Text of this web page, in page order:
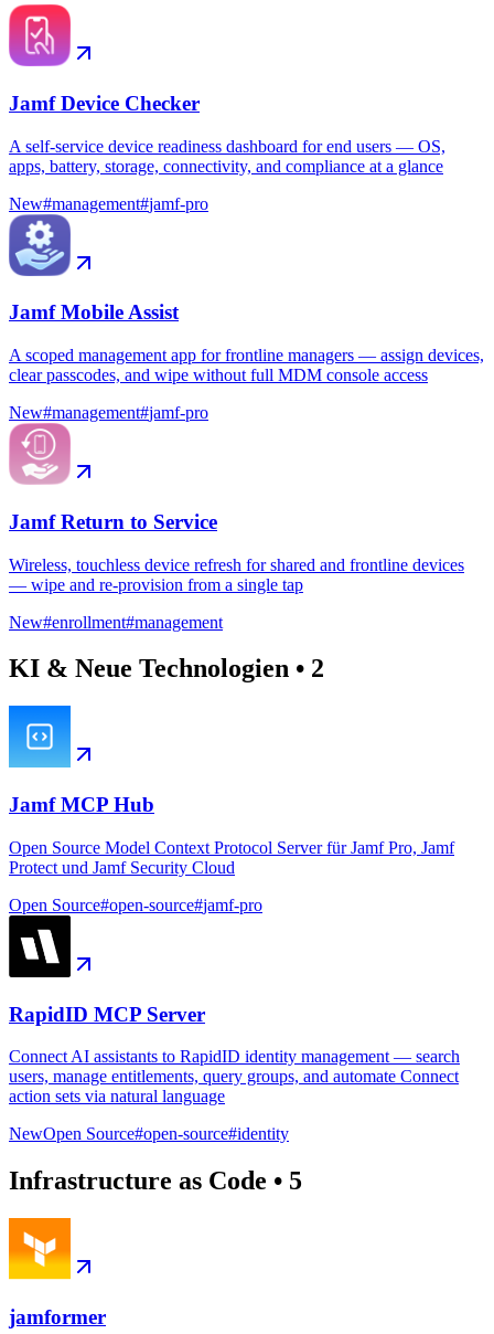
Jamf Device Checker
A self-service device readiness dashboard for end users — OS,
apps, battery, storage, connectivity, and compliance at a glance
New#management#jamf-pro
Jamf Mobile Assist
A scoped management app for frontline managers — assign devices,
clear passcodes, and wipe without full MDM console access
New#management#jamf-pro
Jamf Return to Service
Wireless, touchless device refresh for shared and frontline devices
— wipe and re-provision from a single tap
New#enrollment#management
KI & Neue Technologien • 2
Jamf MCP Hub
Open Source Model Context Protocol Server für Jamf Pro, Jamf
Protect und Jamf Security Cloud
Open Source#open-source#jamf-pro
RapidID MCP Server
Connect AI assistants to RapidID identity management — search
users, manage entitlements, query groups, and automate Connect
action sets via natural language
NewOpen Source#open-source#identity
Infrastructure as Code • 5
jamformer